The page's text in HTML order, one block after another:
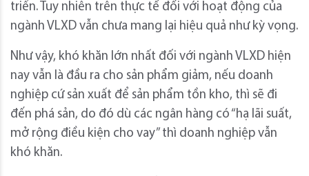
triển. Tuy nhiên trên thực tế đối với hoạt động của
ngành VLXD vẫn chưa mang lại hiệu quả như kỳ vọng.
Như vậy, khó khăn lớn nhất đối với ngành VLXD hiện
nay vẫn là đầu ra cho sản phẩm giảm, nếu doanh
nghiệp cứ sản xuất để sản phẩm tồn kho, thì sẽ đi
đến phá sản, do đó dù các ngân hàng có “hạ lãi suất,
mở rộng điều kiện cho vay” thì doanh nghiệp vẫn
khó khăn.